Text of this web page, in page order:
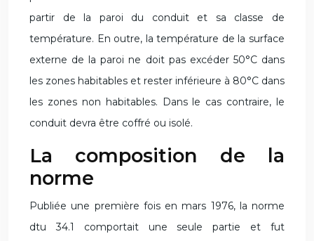
partir de la paroi du conduit et sa classe de
température. En outre, la température de la surface
externe de la paroi ne doit pas excéder 50°C dans
les zones habitables et rester inférieure à 80°C dans
les zones non habitables. Dans le cas contraire, le
conduit devra être coffré ou isolé.
La composition de la
norme
Publiée une première fois en mars 1976, la norme
dtu 34.1 comportait une seule partie et fut